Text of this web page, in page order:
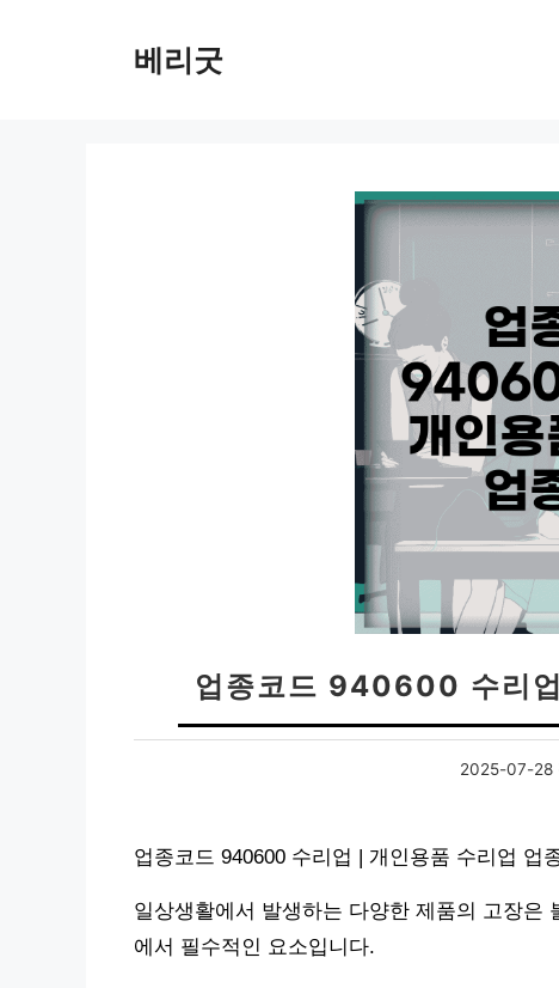
베리굿
업종코드 940600 수리
2025-07-28
업종코드 940600 수리업 | 개인용품 수리업 업
일상생활에서 발생하는 다양한 제품의 고장은
에서 필수적인 요소입니다.